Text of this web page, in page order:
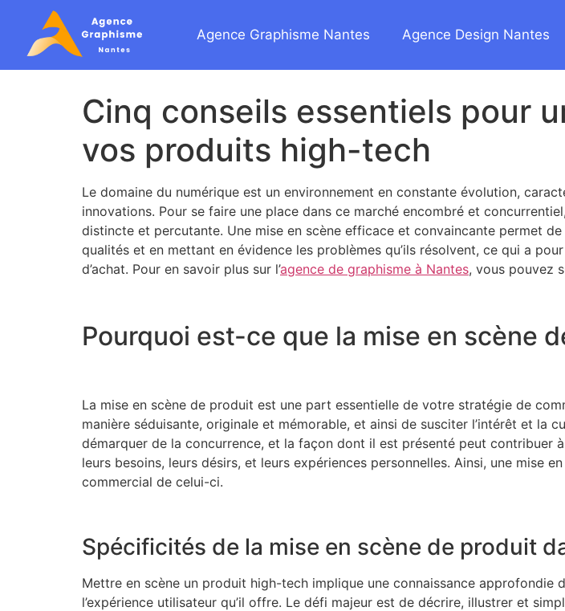
Agence Graphisme Nantes Agence Design Nantes
Cinq conseils essentiels pour
vos produits high-tech
Le domaine du numérique est un environnement en constante évolution,
innovations. Pour se faire une place dans ce marché encombré et
distincte et percutante. Une mise en scène efficace et convaincante permet
qualités et en mettant en évidence les problèmes qu’ils résolvent, ce qui a
d’achat. Pour en savoir plus sur l’agence de graphisme à Nantes, vous pouvez
Pourquoi est-ce que la mise en scène
La mise en scène de produit est une part essentielle de votre stratégie de
manière séduisante, originale et mémorable, et ainsi de susciter l’intérêt et la
démarquer de la concurrence, et la façon dont il est présenté peut
leurs besoins, leurs désirs, et leurs expériences personnelles. Ainsi, une mise
commercial de celui-ci.
Spécificités de la mise en scène de produit
Mettre en scène un produit high-tech implique une connaissance
l’expérience utilisateur qu’il offre. Le défi majeur est de décrire, illustrer et